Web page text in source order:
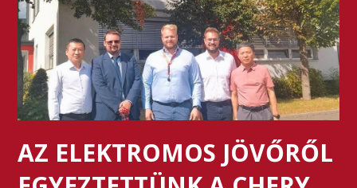
AZ ELEKTROMOS JÖVŐRŐL